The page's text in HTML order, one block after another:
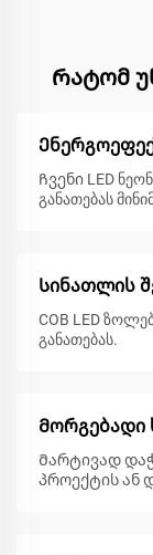
Რატომ
Ჩვენი LED
განათებას
Სინათლის
COB LED
განათებას.
Მორგებადი
Მარტივად
პროექტის ან